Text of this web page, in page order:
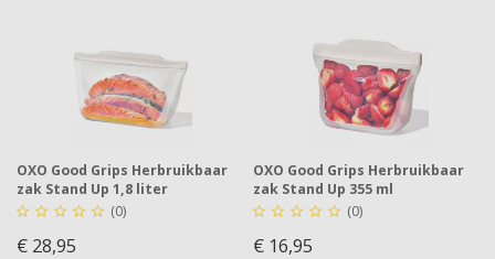
OXO Good Grips Herbruikbaar
zak Stand Up 1,8 liter
     (0)
€ 28,95
OXO Good Grips Herbruikbaar
zak Stand Up 355 ml
     (0)
€ 16,95